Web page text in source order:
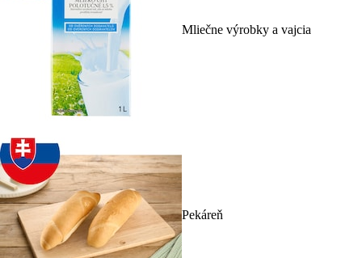
Mliečne výrobky a vajcia
Pekáreň